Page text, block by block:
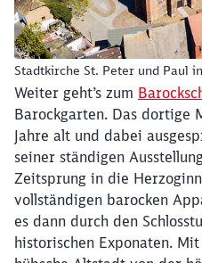
Stadtkirche St. Peter und Paul
Weiter geht’s zum
Barockgarten. Das dortige
Jahre alt und dabei
seiner ständigen
Zeitsprung in die
vollständigen barocken
es dann durch den
historischen Exponaten.